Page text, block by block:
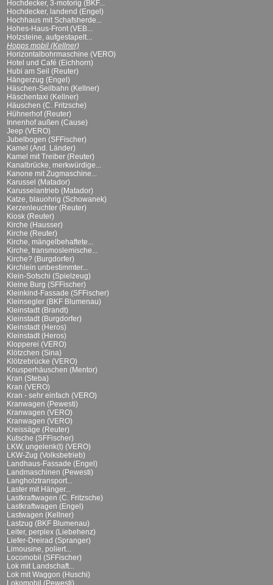
Hochdecker, 3-motorig (BKF...
Hochdecker, landend (Engel)
Hochhaus mit Schafsherde...
Hohes-Haus-Front (VEB...
Holzsteine, aufgestapelt...
Hopps mobil (Kellner)
Horizontalbohrmaschine (VERO)
Hotel und Café (Eichhorn)
Hubi am Seil (Reuter)
Hängerzug (Engel)
Häschen-Seilbahn (Kellner)
Häschentaxi (Kellner)
Häuschen (C. Fritzsche)
Hühnerhof (Reuter)
Innenhof außen (Cause)
Jeep (VERO)
Jubelbogen (SFFischer)
Kamel (And. Länder)
Kamel mit Treiber (Reuter)
Kanalbrücke, merkwürdige...
Kanone mit Zugmaschine...
Karussel (Matador)
Karusselantrieb (Matador)
Katze, blauohrig (Schowanek)
Kerzenleuchter (Reuter)
Kiosk (Reuter)
Kirche (Hausser)
Kirche (Reuter)
Kirche, mängelbehaftete...
Kirche, transmoslemische...
Kirche? (Burgdorfer)
Kirchlein unbestimmter...
Klein-Sotschi (Spielzeug)
Kleine Burg (SFFischer)
Kleinkind-Fassade (SFFischer)
Kleinsegler (BKF Blumenau)
Kleinstadt (Brandt)
Kleinstadt (Burgdorfer)
Kleinstadt (Heros)
Kleinstadt (Heros)
Klopperei (VERO)
Klötzchen (Sina)
Klötzebrücke (VERO)
Knusperhäuschen (Mentor)
Kran (Steba)
Kran (VERO)
Kran - sehr einfach (VERO)
Kranwagen (Pewesti)
Kranwagen (VERO)
Kranwagen (VERO)
Kreissäge (Reuter)
Kutsche (SFFischer)
LKW, ungelenk(t) (VERO)
LKW-Zug (Volksbetrieb)
Landhaus-Fassade (Engel)
Landmaschinen (Pewesti)
Langholztransport...
Laster mit Hänger...
Lastkraftwagen (C. Fritzsche)
Lastkraftwagen (Engel)
Lastwagen (Kellner)
Lastzug (BKF Blumenau)
Leiter, perplex (Liebehenz)
Liefer-Dreirad (Spranger)
Limousine, poliert...
Locomobil (SFFischer)
Lok mit Landschaft...
Lok mit Waggon (Huschi)
Lokomobil (Pewesti)